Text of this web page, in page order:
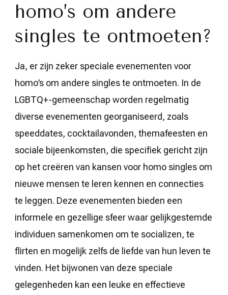
homo’s om andere
singles te ontmoeten?
Ja, er zijn zeker speciale evenementen voor
homo’s om andere singles te ontmoeten. In de
LGBTQ+-gemeenschap worden regelmatig
diverse evenementen georganiseerd, zoals
speeddates, cocktailavonden, themafeesten en
sociale bijeenkomsten, die specifiek gericht zijn
op het creëren van kansen voor homo singles om
nieuwe mensen te leren kennen en connecties
te leggen. Deze evenementen bieden een
informele en gezellige sfeer waar gelijkgestemde
individuen samenkomen om te socializen, te
flirten en mogelijk zelfs de liefde van hun leven te
vinden. Het bijwonen van deze speciale
gelegenheden kan een leuke en effectieve